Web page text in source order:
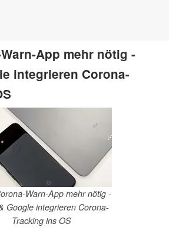
App mehr nötig -
integrieren Corona-
Warn-App mehr nötig -
Google integrieren Corona-
Tracking ins OS